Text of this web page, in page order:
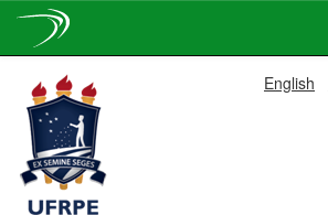
navigation
English